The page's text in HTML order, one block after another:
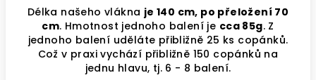
Délka našeho vlákna je 140 cm, po přeložení 70
cm. Hmotnost jednoho balení je cca 85g. Z
jednoho balení uděláte přibližně 25 ks copánků.
Což v praxi vychází přibližně 150 copánků na
jednu hlavu, tj. 6 - 8 balení.